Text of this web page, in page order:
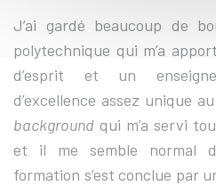
J’ai gardé beaucoup de
polytechnique qui m’a
d’esprit et un
d’excellence assez unique
background qui m’a servi
et il me semble normal
formation s’est conclue par